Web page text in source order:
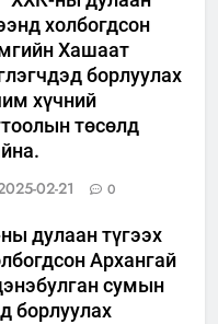
холбогдсон
Хашаат
борлуулах
хүчний
төсөлд
02-21 0
дулаан түгээх
Архангай
сумын
борлуулах